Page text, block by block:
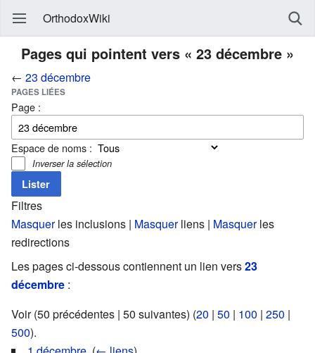
OrthodoxWiki
Pages qui pointent vers « 23 décembre »
← 23 décembre
PAGES LIÉES
Page :
Espace de noms :
Inverser la sélection
Filtres
Masquerles inclusions | Masquerliens | Masquerles
redirections
Les pages ci-dessous contiennent un lien vers23
décembre :
Voir (50 précédentes | 50 suivantes) (20 | 50 | 100 | 250 |
500).